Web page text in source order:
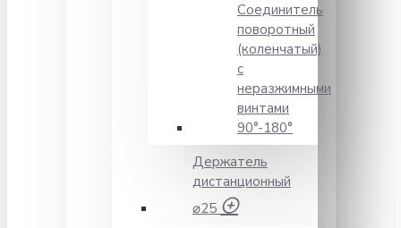
Соединитель
поворотный
(коленчатый)
с
неразжимными
винтами
90°-180°
Держатель
дистанционный
⌀25